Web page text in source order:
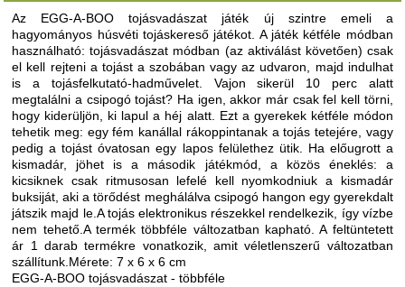
Az EGG-A-BOO tojásvadászat játék új szintre emeli a
hagyományos húsvéti tojáskereső játékot. A játék kétféle módban
használható: tojásvadászat módban (az aktiválást követően) csak
el kell rejteni a tojást a szobában vagy az udvaron, majd indulhat
is a tojásfelkutató-hadművelet. Vajon sikerül 10 perc alatt
megtalálni a csipogó tojást? Ha igen, akkor már csak fel kell törni,
hogy kiderüljön, ki lapul a héj alatt. Ezt a gyerekek kétféle módon
tehetik meg: egy fém kanállal rákoppintanak a tojás tetejére, vagy
pedig a tojást óvatosan egy lapos felülethez ütik. Ha előugrott a
kismadár, jöhet is a második játékmód, a közös éneklés: a
kicsiknek csak ritmusosan lefelé kell nyomkodniuk a kismadár
buksiját, aki a törődést meghálálva csipogó hangon egy gyerekdalt
játszik majd le.A tojás elektronikus részekkel rendelkezik, így vízbe
nem tehető.A termék többféle változatban kapható. A feltüntetett
ár 1 darab termékre vonatkozik, amit véletlenszerű változatban
szállítunk.Mérete: 7 x 6 x 6 cm
EGG-A-BOO tojásvadászat - többféle